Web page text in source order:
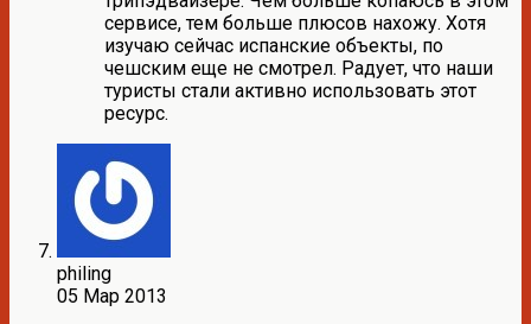
сервисе, тем больше плюсов нахожу. Хотя
изучаю сейчас испанские объекты, по
чешским еще не смотрел. Радует, что наши
туристы стали активно использовать этот
ресурс.
philing
05 Мар 2013